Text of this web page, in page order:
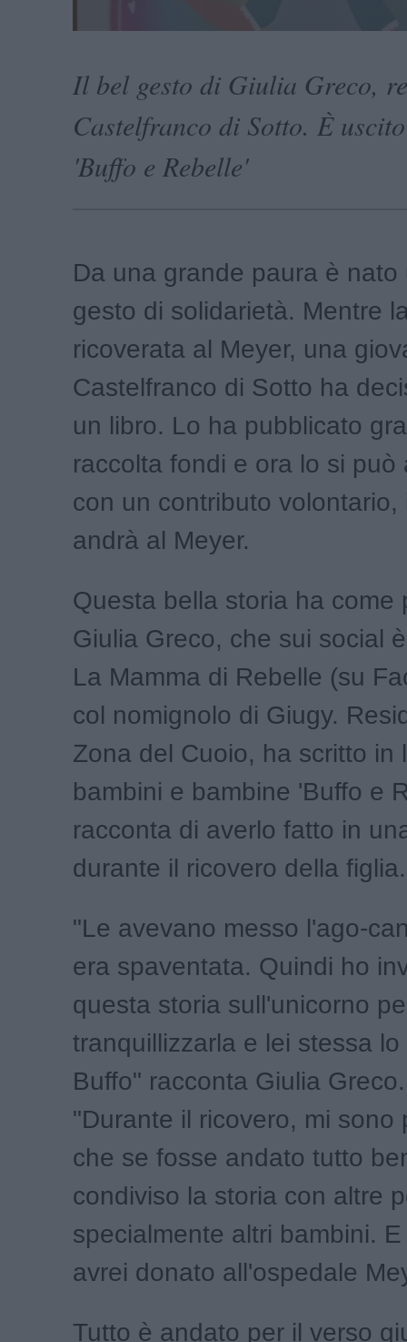
Il bel gesto di Giulia Greco,
Castelfranco di Sotto. È
'Buffo e Rebelle'
Da una grande paura è nato
gesto di solidarietà. Mentre
ricoverata al Meyer, una
Castelfranco di Sotto ha
un libro. Lo ha pubblicato
raccolta fondi e ora lo si può
con un contributo volontario,
andrà al Meyer.
Questa bella storia ha come
Giulia Greco, che sui social
La Mamma di Rebelle (su
col nomignolo di Giugy.
Zona del Cuoio, ha scritto in
bambini e bambine 'Buffo e
racconta di averlo fatto in
durante il ricovero della figlia.
"Le avevano messo l'ago-
era spaventata. Quindi ho
questa storia sull'unicorno
tranquillizzarla e lei stessa
Buffo" racconta Giulia
"Durante il ricovero, mi sono
che se fosse andato tutto
condiviso la storia con altre
specialmente altri bambini.
avrei donato all'ospedale
Tutto è andato per il verso